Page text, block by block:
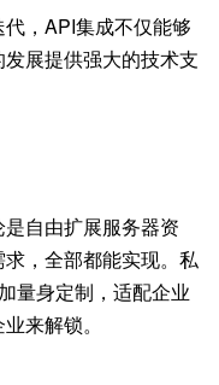
，API集成不仅能够
展提供强大的技术支
自由扩展服务器资
，全部都能实现。私
量身定制，适配企业
来解锁。